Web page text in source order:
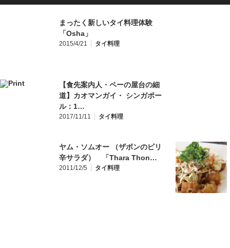
まったく新しいタイ料理体験
「Osha」
2015/4/21 タイ料理
【食先案内人・ペーの屋台の細
道】カオマンガイ・ シンガポー
ル：1…
2017/11/11 タイ料理
ヤム・ソムオー （ザボンのピリ
辛サラダ） 「Thara Thon…
2011/12/5 タイ料理